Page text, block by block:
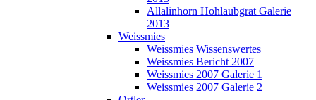
Allalinhorn Hohlaubgrat Galerie
2013
Weissmies
Weissmies Wissenswertes
Weissmies Bericht 2007
Weissmies 2007 Galerie 1
Weissmies 2007 Galerie 2